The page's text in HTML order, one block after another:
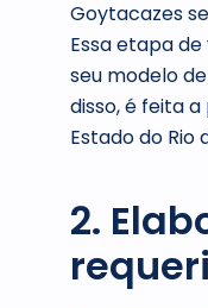
Goytacazes
Essa etapa
seu modelo
disso, é feita
Estado do Rio
2.